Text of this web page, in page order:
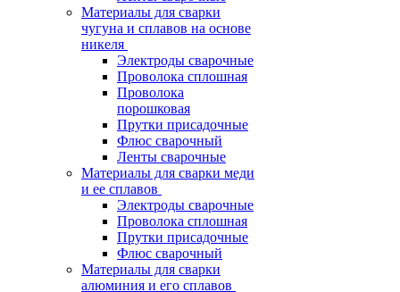
Материалы для сварки
чугуна и сплавов на основе
никеля
Электроды сварочные
Проволока сплошная
Проволока
порошковая
Прутки присадочные
Флюс сварочный
Ленты сварочные
Материалы для сварки меди
и ее сплавов
Электроды сварочные
Проволока сплошная
Прутки присадочные
Флюс сварочный
Материалы для сварки
алюминия и его сплавов